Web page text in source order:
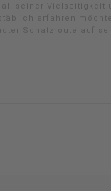
seiner Vielseitigkeit
erfahren
Schatzroute auf